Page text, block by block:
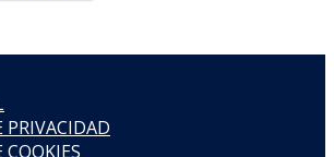
PRIVACIDAD